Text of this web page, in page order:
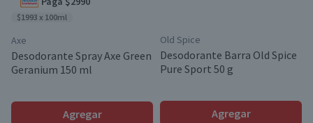
$1993 x 100ml
Axe
Desodorante Spray Axe Green
Geranium 150 ml
Agregar
Old Spice
Desodorante Barra Old Spice
Pure Sport 50 g
Agregar